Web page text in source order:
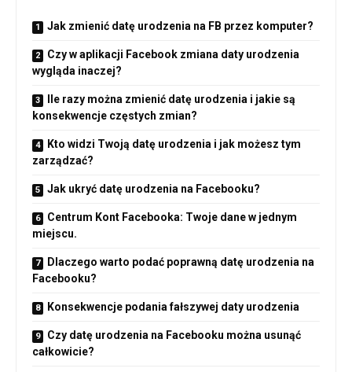
Jak zmienić datę urodzenia na FB przez komputer?
Czy w aplikacji Facebook zmiana daty urodzenia
wygląda inaczej?
Ile razy można zmienić datę urodzenia i jakie są
konsekwencje częstych zmian?
Kto widzi Twoją datę urodzenia i jak możesz tym
zarządzać?
Jak ukryć datę urodzenia na Facebooku?
Centrum Kont Facebooka: Twoje dane w jednym
miejscu.
Dlaczego warto podać poprawną datę urodzenia na
Facebooku?
Konsekwencje podania fałszywej daty urodzenia
Czy datę urodzenia na Facebooku można usunąć
całkowicie?